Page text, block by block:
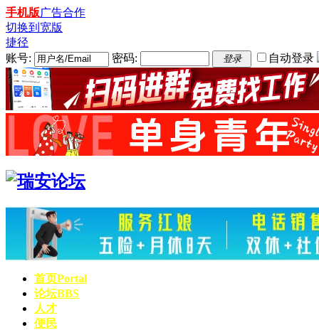
手机版广告合作
切换到宽版
捷径
账号:
密码: 登录 自动登录
首页Portal
论坛BBS
人才
便民